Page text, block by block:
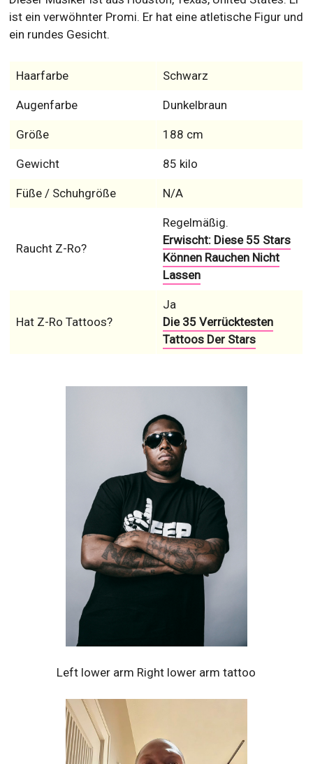
ist ein verwöhnter Promi. Er hat eine atletische Figur und
ein rundes Gesicht.
Haarfarbe Schwarz
Augenfarbe Dunkelbraun
Größe 188 cm
Gewicht 85 kilo
Füße / Schuhgröße N/A
Raucht Z-Ro?
Regelmäßig.
Erwischt: Diese 55 Stars
Können Rauchen Nicht
Lassen
Hat Z-Ro Tattoos?
Ja
Die 35 Verrücktesten
Tattoos Der Stars
Left lower arm Right lower arm tattoo